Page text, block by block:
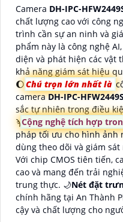
Camera DH-IPC-
chất lượng cao với công
trình cần sự an ninh và
phẩm này là công nghệ
diện và phát hiện các vật
khả năng giám sát hiệu
🌔Chú trọn lớn nhất là
cameraDH-IPC-
sắc tự nhiên trong điều
ϡCộng nghệ tích hợp
pháp tối ưu cho hình ảnh
dùng theo dõi và giám sát
Với chip CMOS tiên tiến,
cao và mang đến trải
trung thực. 🌙Nét đặt
chính hãng tại An Thành
cậy và chất lượng cho